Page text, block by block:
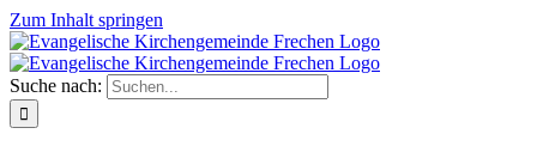
Zum Inhalt springen
Suche nach: